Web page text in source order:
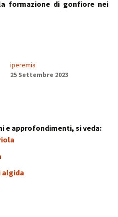
formazione di gonfiore nei
iperemia
25 Settembre 2023
e approfondimenti, si veda:
algida